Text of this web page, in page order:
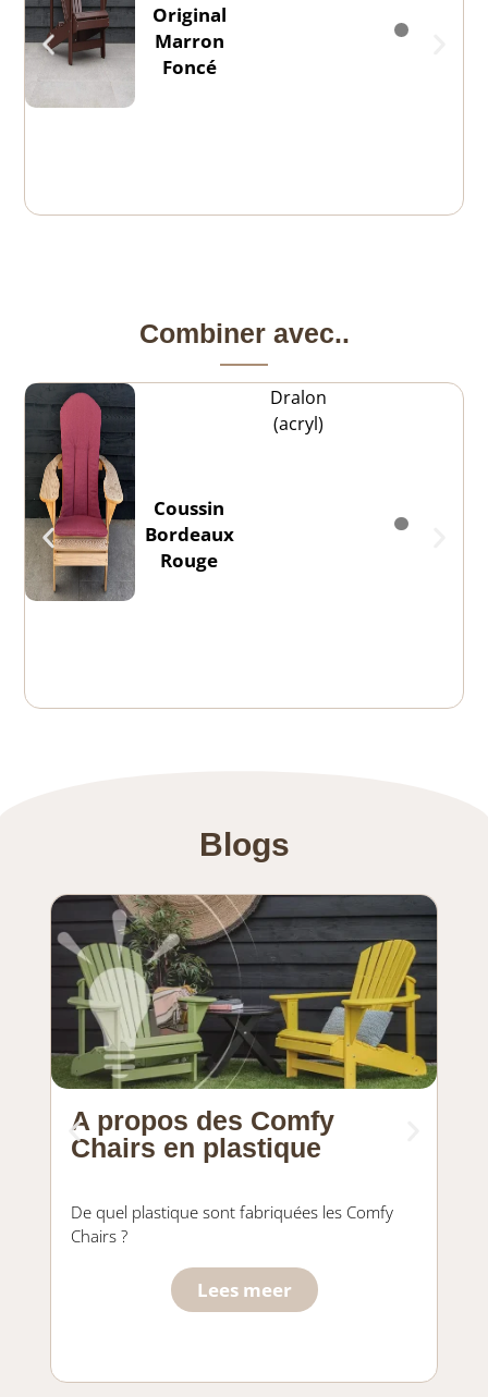
Original
Marron
Foncé
Combiner avec..
Coussin
Bordeaux
Rouge
Dralon
(acryl)
Blogs
A propos des Comfy
Chairs en plastique
De quel plastique sont fabriquées les Comfy
Chairs ?
Lees meer